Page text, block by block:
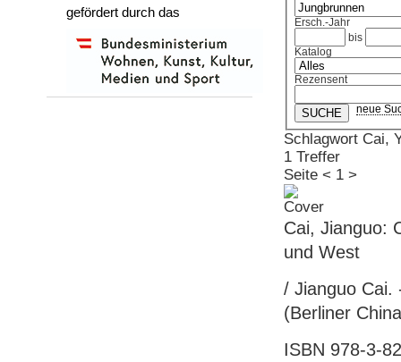
Ersch.-Jahr
bis
Katalog
Rezensent
neue
Schlagwort Cai,
1 Treffer
Seite < 1 >
Cai, Jianguo:
und West
/ Jianguo Cai.
(Berliner
ISBN 978-3-
gefördert durch das